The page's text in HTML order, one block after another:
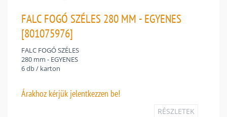
FALC FOGÓ SZÉLES 280 MM - EGYENES
[801075976]
FALC FOGÓ SZÉLES
280 mm - EGYENES
6 db / karton
Árakhoz kérjük jelentkezzen be!
RÉSZLETEK